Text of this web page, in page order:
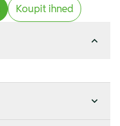
Koupit ihned